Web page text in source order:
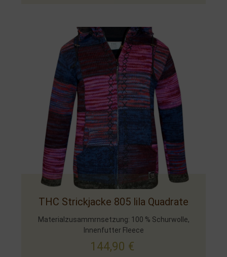
THC Strickjacke 805 lila Quadrate
Materialzusammrnsetzung: 100 % Schurwolle,
Innenfutter Fleece
144,90 €